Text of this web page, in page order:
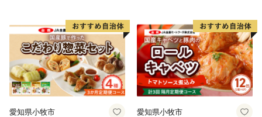
愛知県小牧市 愛知県小牧市